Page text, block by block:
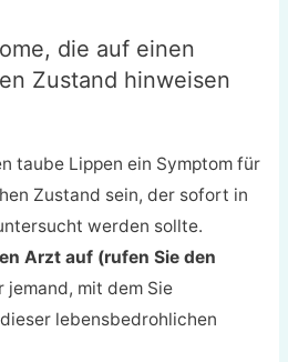
die auf einen
Zustand hinweisen
taube Lippen ein Symptom für
Zustand sein, der sofort in
werden sollte.
Arzt auf (rufen Sie den
jemand, mit dem Sie
lebensbedrohlichen